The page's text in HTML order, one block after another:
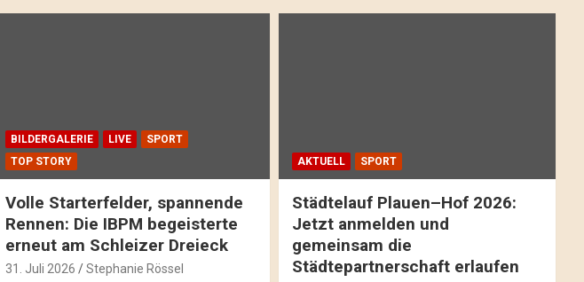
BILDERGALERIE LIVE
SPORT
TOP STORY
Volle Starterfelder, spannende
Rennen: Die IBPM begeisterte
erneut am Schleizer Dreieck
31. Juli 2026 Stephanie Rössel
AKTUELL SPORT
Städtelauf Plauen–Hof 2026:
Jetzt anmelden und
gemeinsam die
Städtepartnerschaft erlaufen